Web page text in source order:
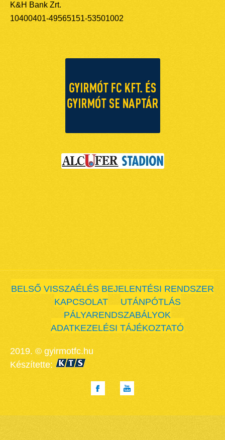
K&H Bank Zrt.
10400401-49565151-53501002
BELSŐ VISSZAÉLÉS BEJELENTÉSI RENDSZER
KAPCSOLAT
UTÁNPÓTLÁS
PÁLYARENDSZABÁLYOK
ADATKEZELÉSI TÁJÉKOZTATÓ
2019. © gyirmotfc.hu
Készítette: